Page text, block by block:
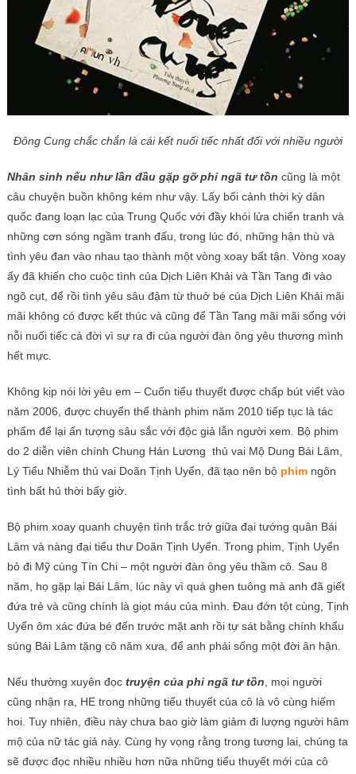
Đông Cung chắc chắn là cái kết nuối tiếc nhất đối với nhiều người
Nhân sinh nếu như lần đầu gặp gỡ phỉ ngã tư tồn cũng là một
câu chuyện buồn không kém như vậy. Lấy bối cảnh thời kỳ dân
quốc đang loạn lạc của Trung Quốc với đầy khói lửa chiến tranh và
những cơn sóng ngầm tranh đấu, trong lúc đó, những hận thù và
tình yêu đan vào nhau tạo thành một vòng xoay bất tận. Vòng xoay
ấy đã khiến cho cuộc tình của Dịch Liên Khải và Tần Tang đi vào
ngõ cụt, để rồi tình yêu sâu đậm từ thuở bé của Dịch Liên Khải mãi
mãi không có được kết thúc và cũng để Tần Tang mãi mãi sống với
nỗi nuối tiếc cả đời vì sự ra đi của người đàn ông yêu thương mình
hết mực.
Không kịp nói lời yêu em – Cuốn tiểu thuyết được chấp bút viết vào
năm 2006, được chuyển thể thành phim năm 2010 tiếp tục là tác
phẩm để lại ấn tượng sâu sắc với độc giả lẫn người xem. Bộ phim
do 2 diễn viên chính Chung Hán Lương thủ vai Mộ Dung Bái Lâm,
Lý Tiểu Nhiễm thủ vai Doãn Tịnh Uyển, đã tạo nên bộ phimngôn
tình bất hủ thời bấy giờ.
Bộ phim xoay quanh chuyện tình trắc trở giữa đại tướng quân Bái
Lâm và nàng đại tiểu thư Doãn Tịnh Uyển. Trong phim, Tịnh Uyển
bỏ đi Mỹ cùng Tín Chi – một người đàn ông yêu thầm cô. Sau 8
năm, họ gặp lại Bái Lâm, lúc này vì quá ghen tuông mà anh đã giết
đứa trẻ và cũng chính là giọt máu của mình. Đau đớn tột cùng, Tịnh
Uyển ôm xác đứa bé đến trước mặt anh rồi tự sát bằng chính khẩu
súng Bái Lâm tặng cô năm xưa, để anh phải sống một đời ân hận.
Nếu thường xuyên đọc truyện của phi ngã tư tồn , mọi người
cũng nhận ra, HE trong những tiểu thuyết của cô là vô cùng hiếm
hoi. Tuy nhiên, điều này chưa bao giờ làm giảm đi lượng người hâm
mộ của nữ tác giả này. Cùng hy vọng rằng trong tương lai, chúng ta
sẽ được đọc nhiều nhiều hơn nữa những tiểu thuyết mới của cô